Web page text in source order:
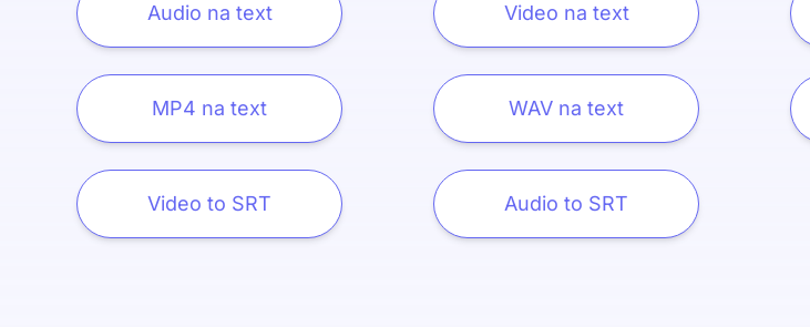
Audio na text Video na text
MP4 na text WAV na text
Video to SRT Audio to SRT